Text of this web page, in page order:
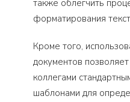
также облегчить
форматирования
Кроме того,
документов
коллегами
шаблонами для